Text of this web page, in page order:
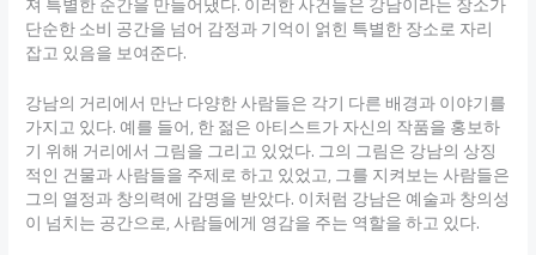
단순한 소비 공간을 넘어 감정과 기억이 얽힌 특별한 장소로 자리
잡고 있음을 보여준다.
강남의 거리에서 만난 다양한 사람들은 각기 다른 배경과 이야기를
가지고 있다. 예를 들어, 한 젊은 아티스트가 자신의 작품을 홍보하
기 위해 거리에서 그림을 그리고 있었다. 그의 그림은 강남의 상징
적인 건물과 사람들을 주제로 하고 있었고, 그를 지켜보는 사람들은
그의 열정과 창의력에 감명을 받았다. 이처럼 강남은 예술과 창의성
이 넘치는 공간으로, 사람들에게 영감을 주는 역할을 하고 있다.